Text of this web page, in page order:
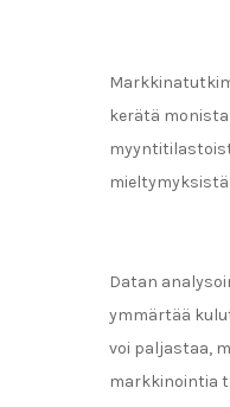
kerätä
mieltymyksistä.
Datan
ymmärtää
voi paljastaa,
markkinointia